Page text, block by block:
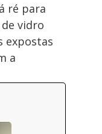
ré para
vidro
expostas
a